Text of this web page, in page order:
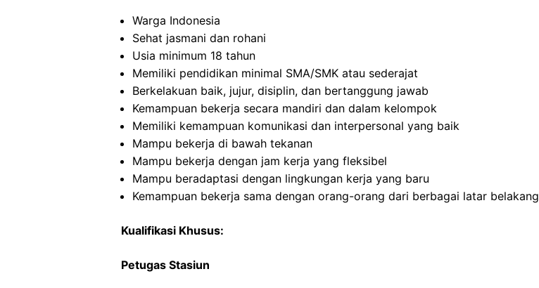
Warga Indonesia
Sehat jasmani dan rohani
Usia minimum 18 tahun
Memiliki pendidikan minimal SMA/SMK atau sederajat
Berkelakuan baik, jujur, disiplin, dan bertanggung jawab
Kemampuan bekerja secara mandiri dan dalam kelompok
Memiliki kemampuan komunikasi dan interpersonal yang baik
Mampu bekerja di bawah tekanan
Mampu bekerja dengan jam kerja yang fleksibel
Mampu beradaptasi dengan lingkungan kerja yang baru
Kemampuan bekerja sama dengan orang-orang dari berbagai latar belakang
Kualifikasi Khusus:
Petugas Stasiun